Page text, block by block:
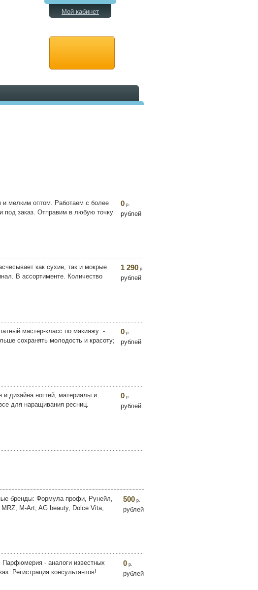
Мой кабинет
и мелким оптом. Работаем с более
под заказ. Отправим в любую точку
0 р.
рублей
как сухие, так и мокрые
В ассортименте. Количество
1 290 р.
рублей
мастер-класс по макияжу: -
сохранять молодость и красоту;
0 р.
рублей
и дизайна ногтей, материалы и
для наращивания ресниц.
0 р.
рублей
бренды: Формула профи, Рунейл,
M-Art, AG beauty, Dolce Vita,
500 р.
рублей
Парфюмерия - аналоги известных
Регистрация консультантов!
0 р.
рублей